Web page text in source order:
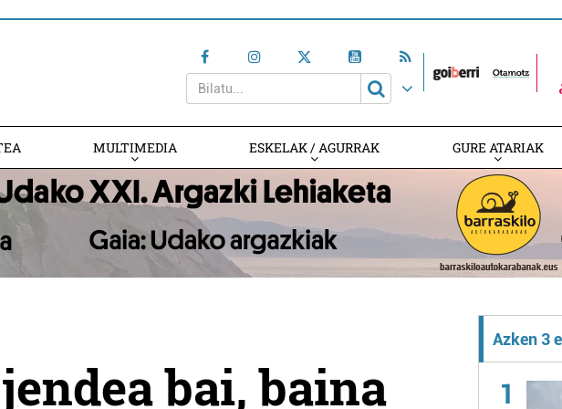
MULTIMEDIA ESKELAK / AGURRAK GURE ATARIAK
bai, baina
Azken 3
1